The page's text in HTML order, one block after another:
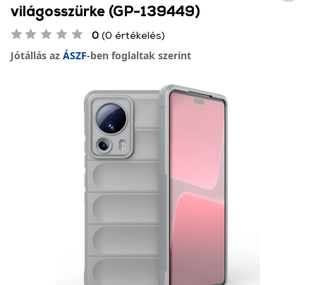
világosszürke (GP-139449)
0 (0 értékelés)
Jótállás az ÁSZF-ben foglaltak szerint